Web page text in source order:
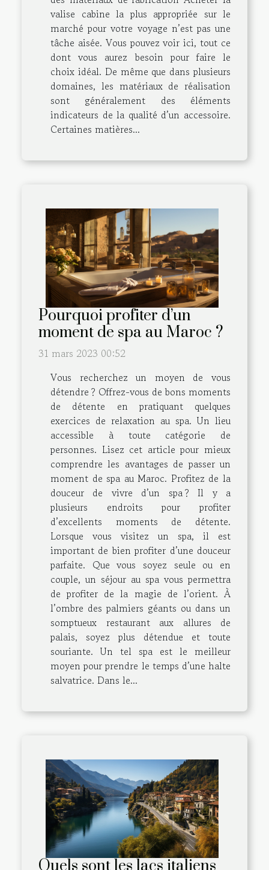
valise cabine la plus appropriée sur le
marché pour votre voyage n’est pas une
tâche aisée. Vous pouvez voir ici, tout ce
dont vous aurez besoin pour faire le
choix idéal. De même que dans plusieurs
domaines, les matériaux de réalisation
sont généralement des éléments
indicateurs de la qualité d’un accessoire.
Certaines matières...
Pourquoi profiter d’un
moment de spa au Maroc ?
31 mars 2023 00:52
Vous recherchez un moyen de vous
détendre ? Offrez-vous de bons moments
de détente en pratiquant quelques
exercices de relaxation au spa. Un lieu
accessible à toute catégorie de
personnes. Lisez cet article pour mieux
comprendre les avantages de passer un
moment de spa au Maroc. Profitez de la
douceur de vivre d’un spa ? Il y a
plusieurs endroits pour profiter
d’excellents moments de détente.
Lorsque vous visitez un spa, il est
important de bien profiter d’une douceur
parfaite. Que vous soyez seule ou en
couple, un séjour au spa vous permettra
de profiter de la magie de l’orient. À
l’ombre des palmiers géants ou dans un
somptueux restaurant aux allures de
palais, soyez plus détendue et toute
souriante. Un tel spa est le meilleur
moyen pour prendre le temps d’une halte
salvatrice. Dans le...
Quels sont les lacs italiens